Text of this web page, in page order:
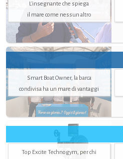
L'insegnante che spiega
il mare come nessun altro
Smart Boat Owner, la barca
condivisa ha un mare di vantaggi
Top Excite Technogym, per chi